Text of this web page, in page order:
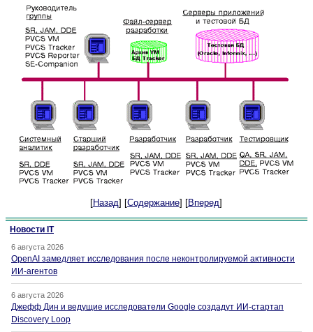
[Назад] [Содержание] [Вперед]
Новости IT
6 августа 2026
OpenAI замедляет исследования после неконтролируемой активности
ИИ-агентов
6 августа 2026
Джефф Дин и ведущие исследователи Google создадут ИИ-стартап
Discovery Loop